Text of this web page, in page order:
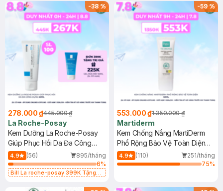
-38%
278.000 ₫445.000 ₫
La Roche-Posay
Kem Dưỡng La Roche-Posay
Giúp Phục Hồi Da Đa Công
Dụng 40ml
4.9 (56)
895/tháng
6%
Bill La roche-posay 399K Tặng
(SL có hạn)
-59%
553.000 ₫1.350.000 ₫
Martiderm
Kem Chống Nắng MartiDerm
Phổ Rộng Bảo Vệ Toàn Diện
40ml
4.9 (110)
251/tháng
75%